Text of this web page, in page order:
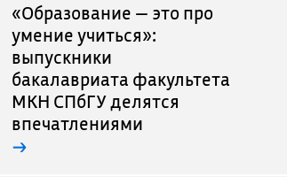
«Образование — это про
умение учиться»:
выпускники
бакалавриата факультета
МКН СПбГУ делятся
впечатлениями
→